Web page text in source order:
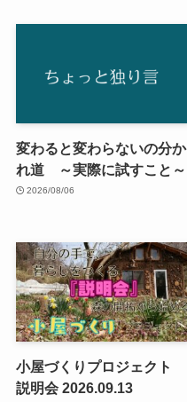
変わると変わらないの分か
れ道 ～実際に試すこと～
2026/08/06
小屋づくりプロジェクト
説明会 2026.09.13